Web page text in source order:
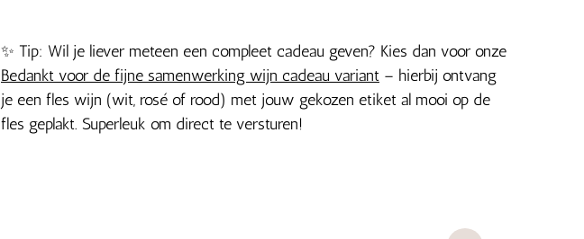
✨ Tip: Wil je liever meteen een compleet cadeau geven? Kies dan voor onze
Bedankt voor de fijne samenwerking wijn cadeau variant – hierbij ontvang
je een fles wijn (wit, rosé of rood) met jouw gekozen etiket al mooi op de
fles geplakt. Superleuk om direct te versturen!